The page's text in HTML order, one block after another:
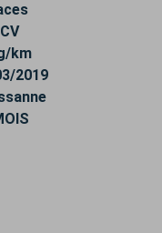
km
2019